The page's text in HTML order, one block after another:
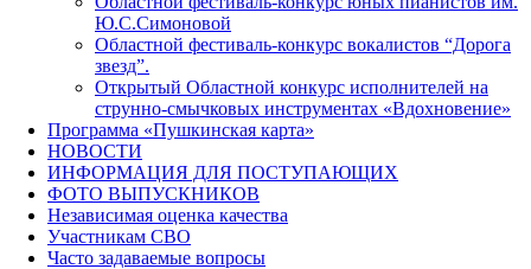
Ю.С.Симоновой
Областной фестиваль-конкурс вокалистов “Дорога
звезд”.
Открытый Областной конкурс исполнителей на
струнно-смычковых инструментах «Вдохновение»
Программа «Пушкинская карта»
НОВОСТИ
ИНФОРМАЦИЯ ДЛЯ ПОСТУПАЮЩИХ
ФОТО ВЫПУСКНИКОВ
Независимая оценка качества
Участникам СВО
Часто задаваемые вопросы